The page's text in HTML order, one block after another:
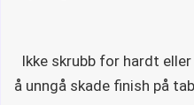
Ikke skrubb for hardt
å unngå skade finish på